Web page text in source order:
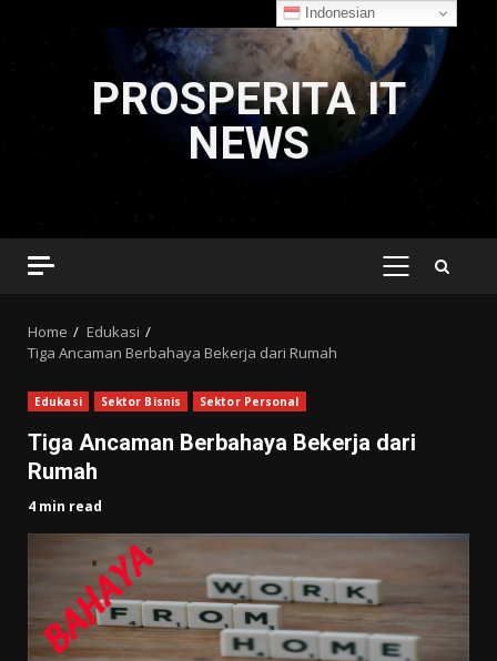
PROSPERITA IT
NEWS
PRIMARY
Home
Edukasi
Tiga Ancaman Berbahaya Bekerja dari Rumah
Edukasi Sektor Bisnis Sektor Personal
Tiga Ancaman Berbahaya Bekerja dari
Rumah
4 min read
Indonesian